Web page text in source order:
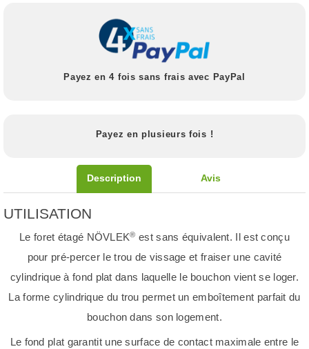
Payez en 4 fois sans frais avec PayPal
Payez en plusieurs fois !
Description Avis
UTILISATION
Le foret étagé NÖVLEK® est sans équivalent. Il est conçu
pour pré-percer le trou de vissage et fraiser une cavité
cylindrique à fond plat dans laquelle le bouchon vient se loger.
La forme cylindrique du trou permet un emboîtement parfait du
bouchon dans son logement.
Le fond plat garantit une surface de contact maximale entre le